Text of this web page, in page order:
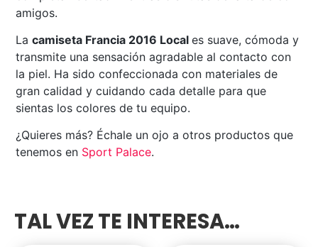
amigos.
Lacamiseta Francia 2016 Local es suave, cómoda y
transmite una sensación agradable al contacto con
la piel. Ha sido confeccionada con materiales de
gran calidad y cuidando cada detalle para que
sientas los colores de tu equipo.
¿Quieres más? Échale un ojo a otros productos que
tenemos en Sport Palace.
TAL VEZ TE INTERESA…